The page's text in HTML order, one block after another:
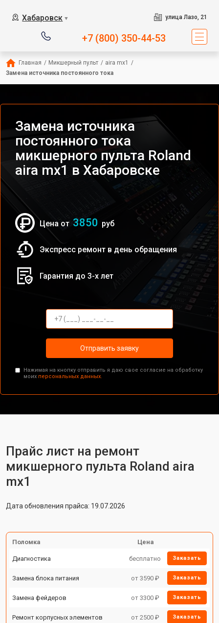
Хабаровск ▼ улица Лазо, 21
+7 (800) 350-44-53
Главная / Микшерный пульт / aira mx1
/
Замена источника постоянного тока
Замена источника
постоянного тока
микшерного пульта Roland
aira mx1 в Хабаровске
Цена от 3850 руб
Экспресс ремонт в день обращения
Гарантия до 3-х лет
Отправить заявку
Нажимая на кнопку отправить я даю свое согласие на обработку
моих персональных данных.
Прайс лист на ремонт
микшерного пульта Roland aira
mx1
Дата обновления прайса: 19.07.2026
Поломка Цена
Диагностика бесплатно Заказать
Замена блока питания от 3590 ₽ Заказать
Замена фейдеров от 3300 ₽ Заказать
Ремонт корпусных элементов от 2500 ₽ Заказать